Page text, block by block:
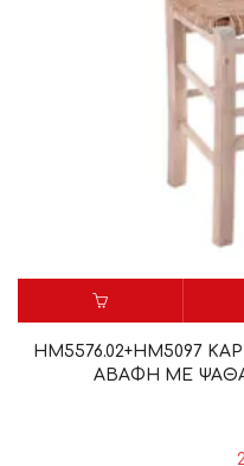
HM5576.02+HM5097
ΑΒΑΦΗ ΜΕ ΨΑΘΑ